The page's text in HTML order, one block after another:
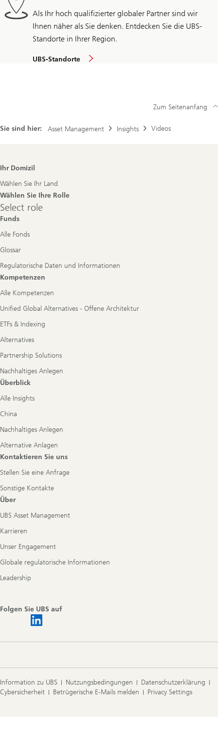
Als Ihr hoch qualifizierter globaler Partner sind wir
Ihnen näher als Sie denken. Entdecken Sie die UBS-
Standorte in Ihrer Region.
UBS-Standorte
Sie sind hier: Asset Management Insights Videos
Zum Seitenanfang
Footer
Ihr Domizil
Wählen Sie Ihr Land
Wählen Sie Ihre Rolle
Select
role
Select role
Funds
Alle Fonds
Glossar
Regulatorische Daten und Informationen
Kompetenzen
Alle Kompetenzen
Unified Global Alternatives - Offene Architektur
ETFs & Indexing
Alternatives
Partnership Solutions
Nachhaltiges Anlegen
Überblick
Alle Insights
China
Nachhaltiges Anlegen
Alternative Anlagen
Kontaktieren Sie uns
Stellen Sie eine Anfrage
Sonstige Kontakte
Über
UBS Asset Management
Karrieren
Unser Engagement
Globale regulatorische Informationen
Leadership
Folgen Sie UBS auf
Information zu UBS Nutzungsbedingungen
Datenschutzerklärung
Cybersicherheit
Betrügerische E-Mails melden Privacy Settings